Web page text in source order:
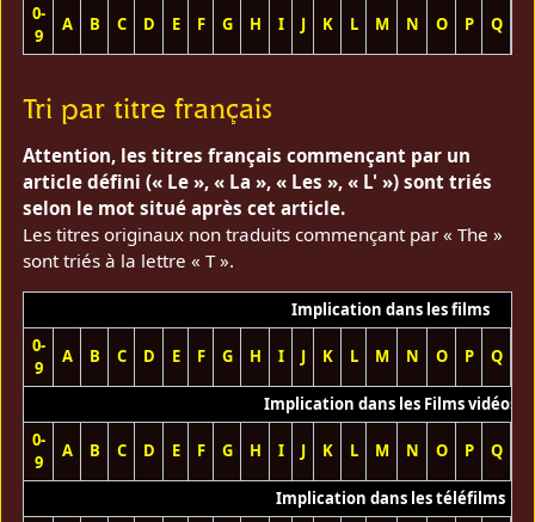
0-
9
A B C D E F G H I J K L M N O P Q
Tri par titre français
Attention, les titres français commençant par un
article défini (« Le », « La », « Les », « L' ») sont triés
selon le mot situé après cet article.
Les titres originaux non traduits commençant par « The »
sont triés à la lettre « T ».
Implication dans les films
0-
9
A B C D E F G H I J K L M N O P Q
Implication dans les Films vidéos
0-
9
A B C D E F G H I J K L M N O P Q
Implication dans les téléfilms